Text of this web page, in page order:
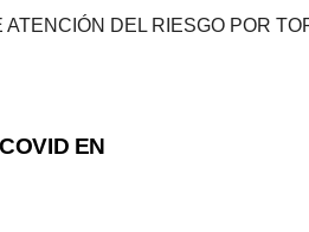
DEL RIESGO POR
EN